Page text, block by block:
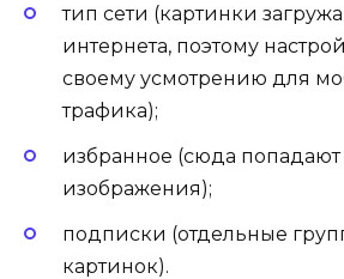
тип сети (картинки
интернета, поэтому
своему усмотрению для
трафика);
избранное (сюда
изображения);
подписки (отдельные
картинок).